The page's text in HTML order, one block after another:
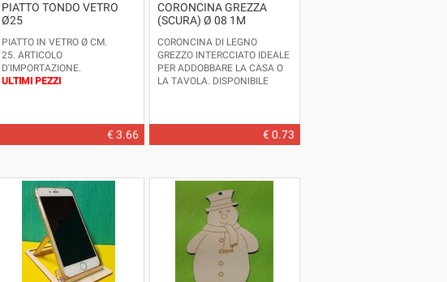
PIATTO TONDO VETRO
Ø25
PIATTO IN VETRO Ø CM.
25. ARTICOLO
D'IMPORTAZIONE.
ULTIMI PEZZI
€ 3.66
CORONCINA GREZZA
(SCURA) Ø 08 1M
CORONCINA DI LEGNO
GREZZO INTERCCIATO IDEALE
PER ADDOBBARE LA CASA O
LA TAVOLA. DISPONIBILE
ARTICOLO D'IMPORTAZIONE.
DIMENSIONI : DIAMETRO CM.8
€ 0.73